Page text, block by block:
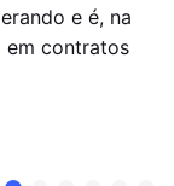
e é, na
em contratos